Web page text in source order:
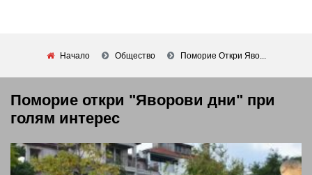
Начало Общество Поморие Откри Яво...
Поморие откри "Яворови дни" при
голям интерес